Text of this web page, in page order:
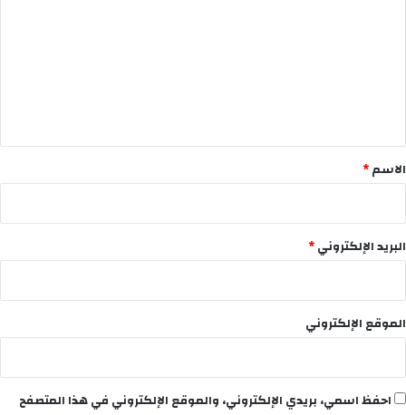
*
الاسم*
البريد الإلكتروني*
الموقع الإلكتروني
احفظ اسمي، بريدي الإلكتروني، والموقع الإلكتروني في هذا المتصفح